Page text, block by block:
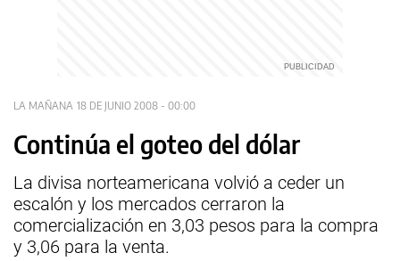
LA MAÑANA 18 DE JUNIO 2008 - 00:00
Continúa el goteo del dólar
La divisa norteamericana volvió a ceder un
escalón y los mercados cerraron la
comercialización en 3,03 pesos para la compra
y 3,06 para la venta.